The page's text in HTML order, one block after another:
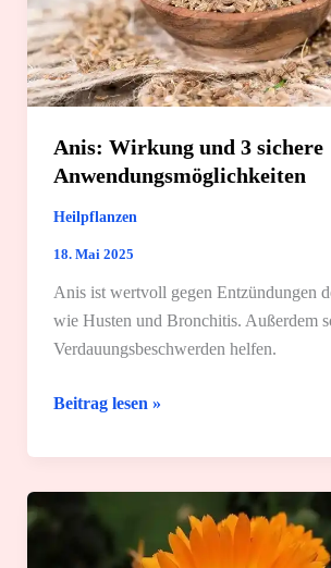
Anwendung
Anis: Wirkung und 3 sichere
Anwendungsmöglichkeiten
Heilpflanzen
18. Mai 2025
Anis ist wertvoll gegen Entzündungen
wie Husten und Bronchitis. Außerdem
Verdauungsbeschwerden helfen.
Anis:
und
sichere
Anwendungsmöglichkeiten
Beitrag lesen »